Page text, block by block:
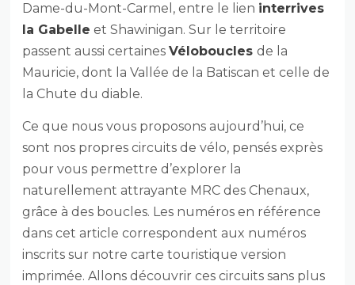
Dame-du-Mont-Carmel, entre le lien interrives
la Gabelle et Shawinigan. Sur le territoire
passent aussi certainesVéloboucles de la
Mauricie, dont la Vallée de la Batiscan et celle de
la Chute du diable.
Ce que nous vous proposons aujourd’hui, ce
sont nos propres circuits de vélo, pensés exprès
pour vous permettre d’explorer la
naturellement attrayante MRC des Chenaux,
grâce à des boucles. Les numéros en référence
dans cet article correspondent aux numéros
inscrits sur notre carte touristique version
imprimée. Allons découvrir ces circuits sans plus